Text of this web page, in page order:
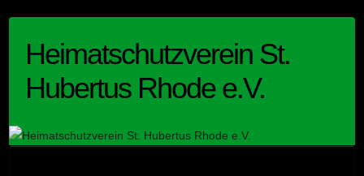
contentHeimatschutzverein St.
Hubertus Rhode e.V.